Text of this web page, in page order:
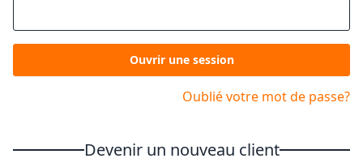
Ouvrir une session
Oublié votre mot de passe?
Devenir un nouveau client